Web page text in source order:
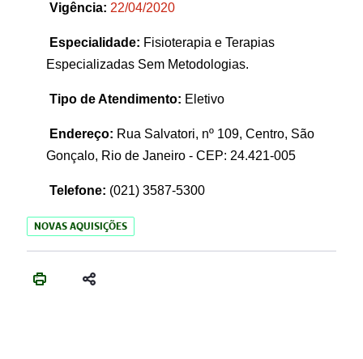
Vigência: 22/04/2020
Especialidade: Fisioterapia e Terapias
Especializadas Sem Metodologias.
Tipo de Atendimento: Eletivo
Endereço: Rua Salvatori, nº 109, Centro, São
Gonçalo, Rio de Janeiro - CEP: 24.421-005
Telefone: (021) 3587-5300
NOVAS AQUISIÇÕES